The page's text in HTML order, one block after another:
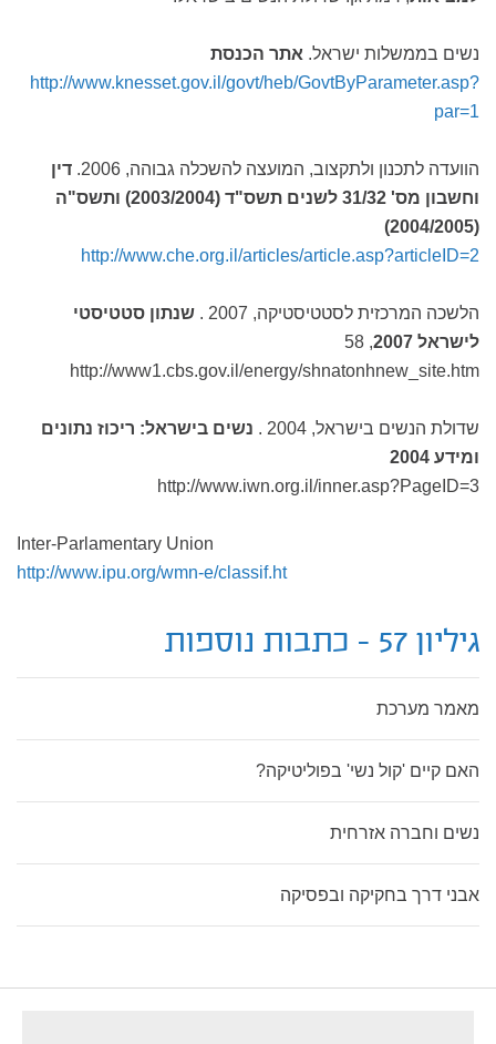
נשים בממשלות ישראל. אתר הכנסת
http://www.knesset.gov.il/govt/heb/GovtByParameter.asp?
par=1
הוועדה לתכנון ולתקצוב, המועצה להשכלה גבוהה, 2006.
דין
וחשבון מס' 31/32 לשנים תשס"ד (2003/2004) ותשס"ה
(2004/2005)
http://www.che.org.il/articles/article.asp?articleID=2
הלשכה המרכזית לסטטיסטיקה, 2007 .
שנתון סטטיסטי
לישראל 2007
, 58
http://www1.cbs.gov.il/energy/shnatonhnew_site.htm
שדולת הנשים בישראל, 2004 .
נשים בישראל: ריכוז נתונים
ומידע 2004
http://www.iwn.org.il/inner.asp?PageID=3
Inter-Parlamentary Union
http://www.ipu.org/wmn-e/classif.ht
גיליון 57 - כתבות נוספות
מאמר מערכת
האם קיים 'קול נשי' בפוליטיקה?
נשים וחברה אזרחית
אבני דרך בחקיקה ובפסיקה